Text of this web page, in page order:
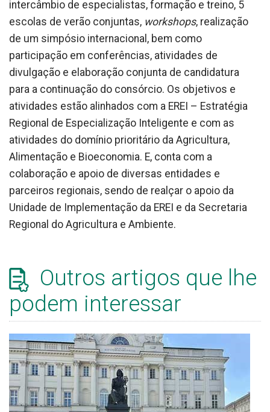
intercâmbio de especialistas, formação e treino, 5
escolas de verão conjuntas, workshops, realização
de um simpósio internacional, bem como
participação em conferências, atividades de
divulgação e elaboração conjunta de candidatura
para a continuação do consórcio. Os objetivos e
atividades estão alinhados com a EREI – Estratégia
Regional de Especialização Inteligente e com as
atividades do domínio prioritário da Agricultura,
Alimentação e Bioeconomia. E, conta com a
colaboração e apoio de diversas entidades e
parceiros regionais, sendo de realçar o apoio da
Unidade de Implementação da EREI e da Secretaria
Regional do Agricultura e Ambiente.
Outros artigos que lhe
podem interessar